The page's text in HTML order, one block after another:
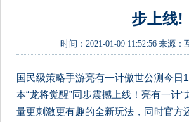
步上线!
时间：2021-01-09 11:52:56 来源：
国民级策略手游亮有一计傲世公测今日
本“龙将觉醒”同步震撼上线！亮有一计
量更刺激更有趣的全新玩法，同时官方